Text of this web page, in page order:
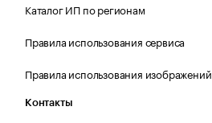
Каталог ИП по регионам
Правила использования сервиса
Правила использования изображений
Контакты